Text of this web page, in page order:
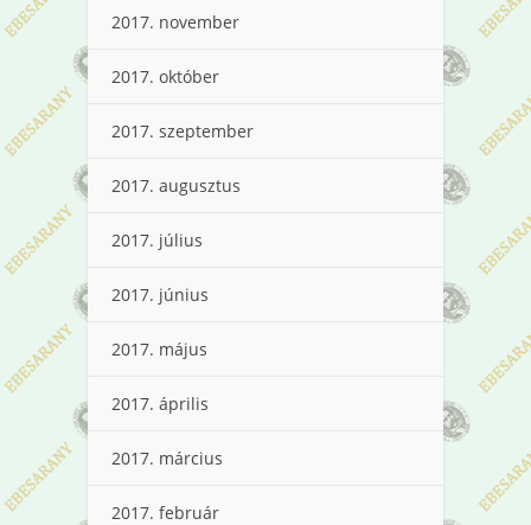
2017. november
2017. október
2017. szeptember
2017. augusztus
2017. július
2017. június
2017. május
2017. április
2017. március
2017. február